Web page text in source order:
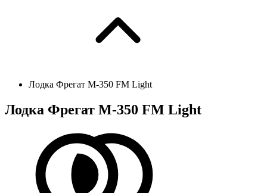
Лодка Фрегат М-350 FM Light
Лодка Фрегат М-350 FM Light